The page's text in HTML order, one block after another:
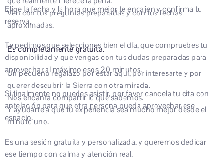
Ven con tus preguntas preparadas y con tus fechas
aproximadas.
Es completamente gratuita.
Un pequeño regalazo por estar aquí, por interesarte y por
querer descubrir la Sierra con otra mirada.
Nos encanta compartir lo que sabemos.
Y ayudarte a que tu experiencia sea mucho mejor desde el
minuto uno.
Elige la fecha y la hora que mejor te encajen y confirma tu
reserva.
Te pedimos que selecciones bien el día, que compruebes tu
disponibilidad y que vengas con tus dudas preparadas para
aprovechar al máximo esos 20 minutos.
Si finalmente no puedes asistir, por favor cancela tu cita con
antelación para que otra persona pueda aprovechar ese
espacio.
Es una sesión gratuita y personalizada, y queremos dedicar
ese tiempo con calma y atención real.